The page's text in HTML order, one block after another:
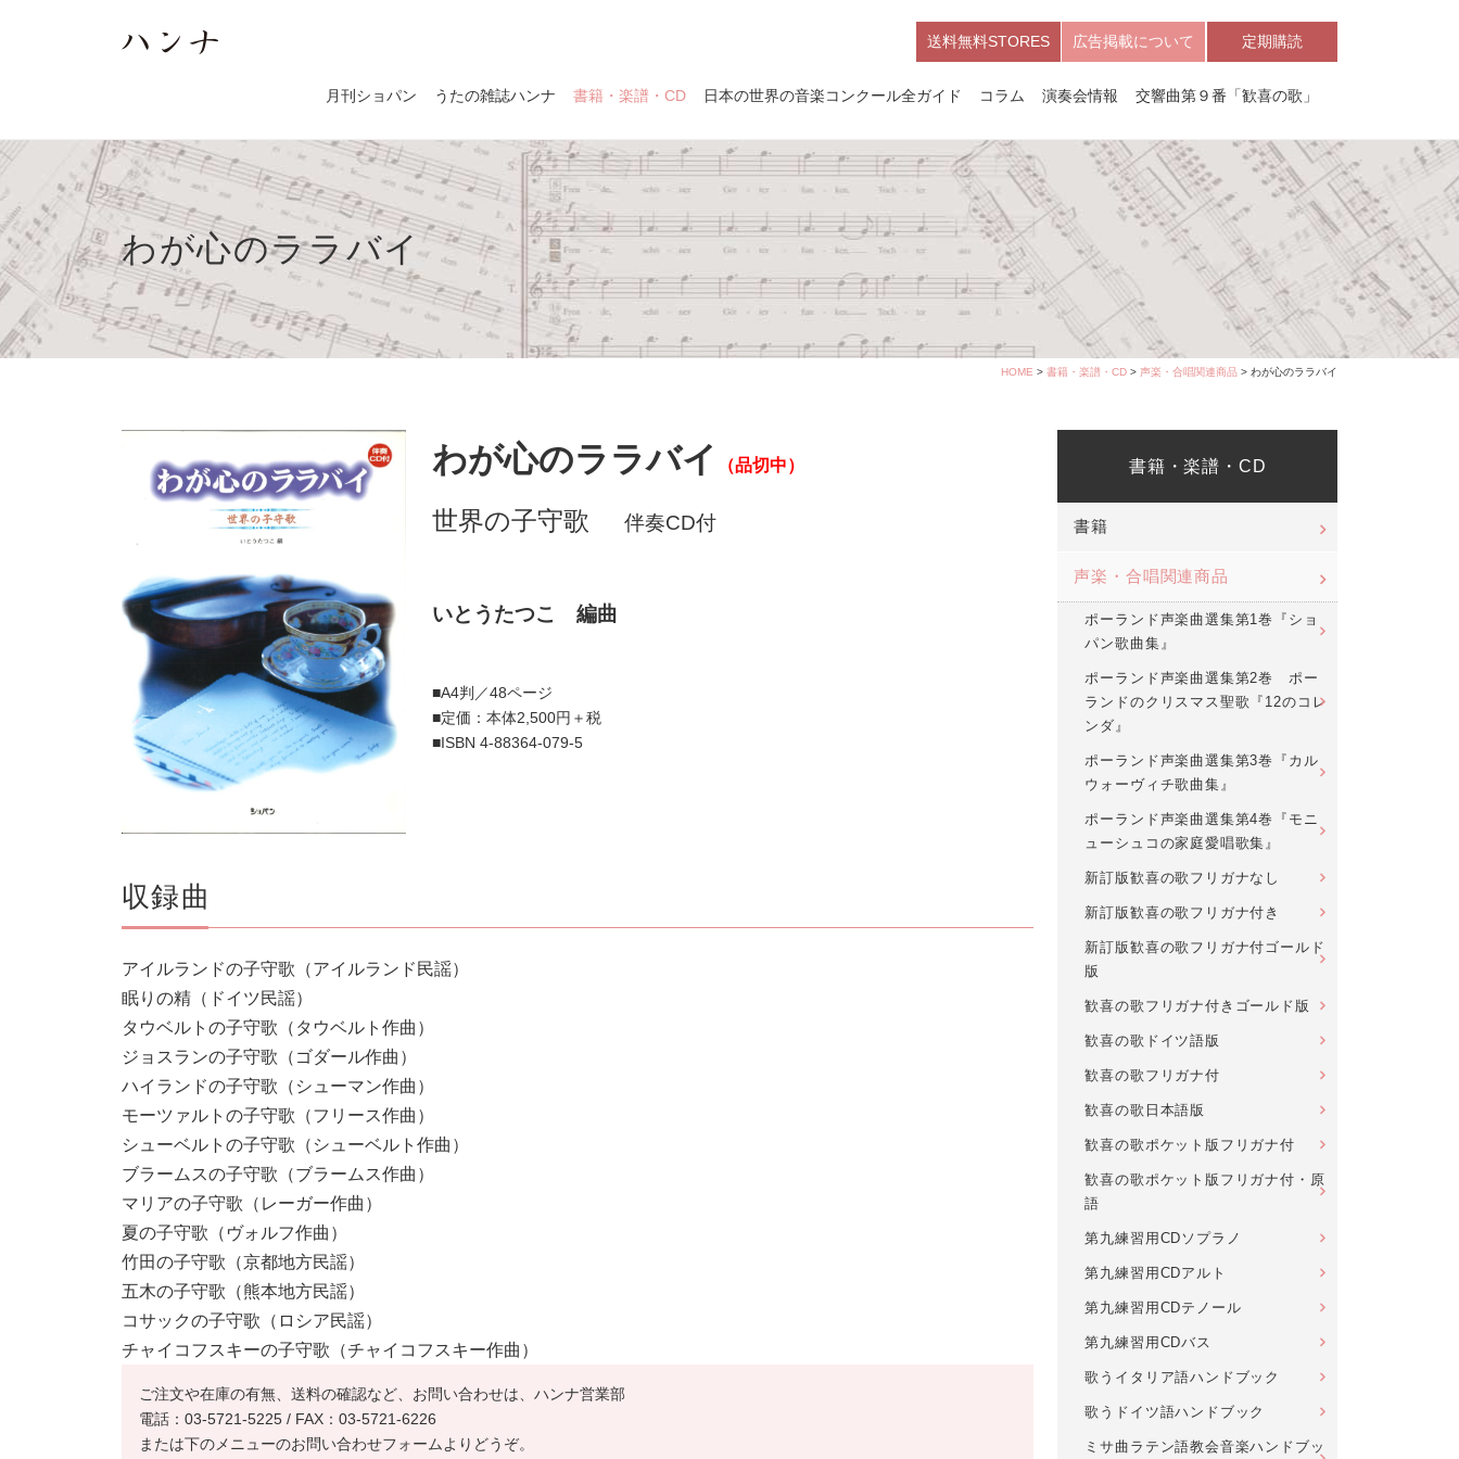
送料無料STORES 広告掲載について 定期購読
月刊ショパン うたの雑誌ハンナ 書籍・楽譜・CD 日本の世界の音楽コンクール全ガイド コラム 演奏会情報 交響曲第９番「歓喜の歌」
わが心のララバイ
HOME > 書籍・楽譜・CD > 声楽・合唱関連商品 > わが心のララバイ
わが心のララバイ （品切中）
世界の子守歌 伴奏CD付
いとうたつこ 編曲
■A4判／48ページ
■定価：本体2,500円＋税
■ISBN 4-88364-079-5
収録曲
アイルランドの子守歌（アイルランド民謡）
眠りの精（ドイツ民謡）
タウベルトの子守歌（タウベルト作曲）
ジョスランの子守歌（ゴダール作曲）
ハイランドの子守歌（シューマン作曲）
モーツァルトの子守歌（フリース作曲）
シューベルトの子守歌（シューベルト作曲）
ブラームスの子守歌（ブラームス作曲）
マリアの子守歌（レーガー作曲）
夏の子守歌（ヴォルフ作曲）
竹田の子守歌（京都地方民謡）
五木の子守歌（熊本地方民謡）
コサックの子守歌（ロシア民謡）
チャイコフスキーの子守歌（チャイコフスキー作曲）
ご注文や在庫の有無、送料の確認など、お問い合わせは、ハンナ営業部
電話：03-5721-5225 / FAX：03-5721-6226
または下のメニューのお問い合わせフォームよりどうぞ。
書籍・楽譜・CD
書籍
声楽・合唱関連商品
ポーランド声楽曲選集第1巻『ショ
パン歌曲集』
ポーランド声楽曲選集第2巻 ポー
ランドのクリスマス聖歌『12のコレ
ンダ』
ポーランド声楽曲選集第3巻『カル
ウォーヴィチ歌曲集』
ポーランド声楽曲選集第4巻『モニ
ューシュコの家庭愛唱歌集』
新訂版歓喜の歌フリガナなし
新訂版歓喜の歌フリガナ付き
新訂版歓喜の歌フリガナ付ゴールド
版
歓喜の歌フリガナ付きゴールド版
歓喜の歌ドイツ語版
歓喜の歌フリガナ付
歓喜の歌日本語版
歓喜の歌ポケット版フリガナ付
歓喜の歌ポケット版フリガナ付・原
語
第九練習用CDソプラノ
第九練習用CDアルト
第九練習用CDテノール
第九練習用CDバス
歌うイタリア語ハンドブック
歌うドイツ語ハンドブック
ミサ曲ラテン語教会音楽ハンドブッ